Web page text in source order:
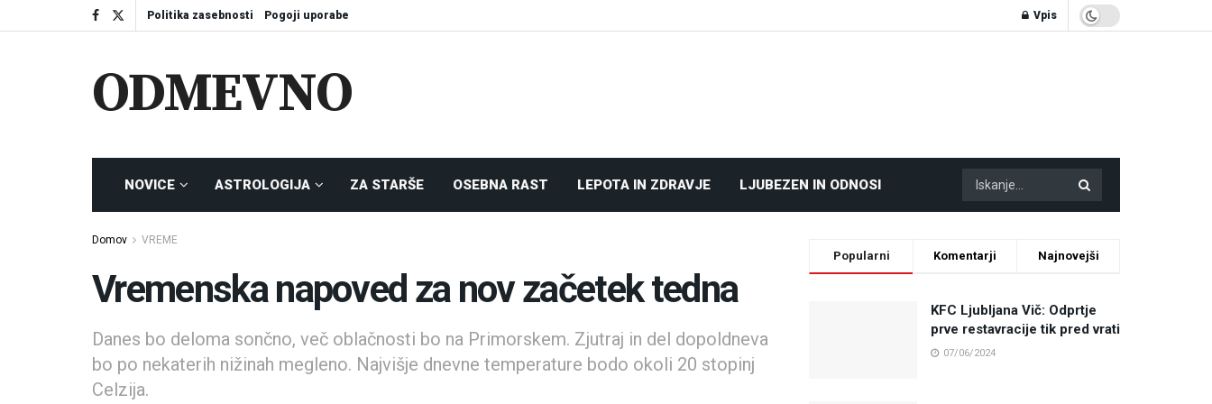
Politika zasebnosti Pogoji uporabe Vpis
ODMEVNO
NOVICE ASTROLOGIJA ZA STARŠE OSEBNA RAST LEPOTA IN ZDRAVJE LJUBEZEN IN ODNOSI
Domov VREME
Vremenska napoved za nov začetek tedna
Danes bo deloma sončno, več oblačnosti bo na Primorskem. Zjutraj in del dopoldneva
bo po nekaterih nižinah megleno. Najvišje dnevne temperature bodo okoli 20 stopinj
Celzija.
Popularni Komentarji Najnovejši
KFC Ljubljana Vič: Odprtje
prve restavracije tik pred vrati
07/06/2024